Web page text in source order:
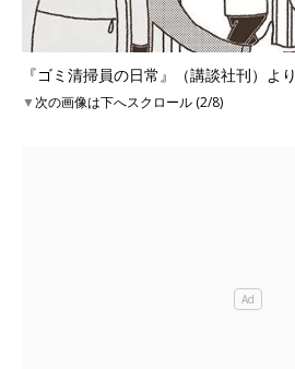
『ゴミ清掃員の日常』（講談社刊）より
▼次の画像は下へスクロール (2/8)